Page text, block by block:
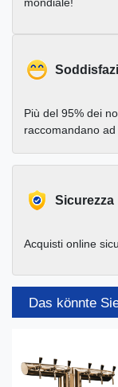
Più del 95% dei
raccomandano ad
Sicurezza
Acquisti online
Das könnte